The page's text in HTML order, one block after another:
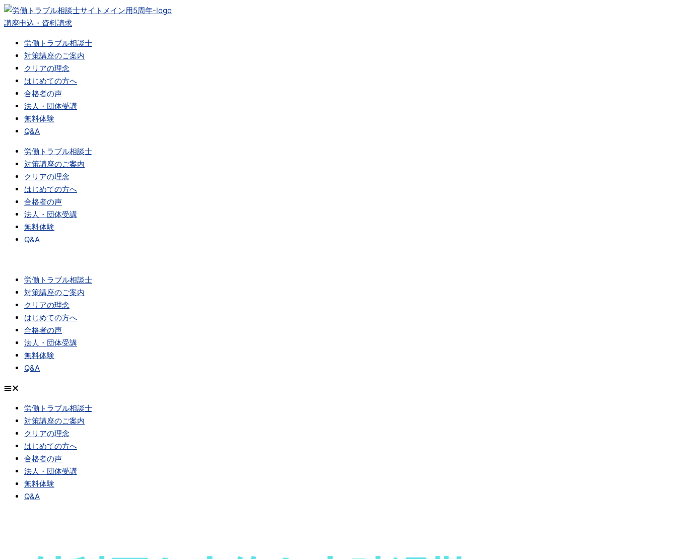
内
容
講座申込・資料請求
労働トラブル相談士
対策講座のご案内
クリアの理念
はじめての方へ
合格者の声
法人・団体受講
無料体験
Q&A
労働トラブル相談士
対策講座のご案内
クリアの理念
はじめての方へ
合格者の声
法人・団体受講
無料体験
Q&A
労働トラブル相談士
対策講座のご案内
クリアの理念
はじめての方へ
合格者の声
法人・団体受講
無料体験
Q&A
労働トラブル相談士
対策講座のご案内
クリアの理念
はじめての方へ
合格者の声
法人・団体受講
無料体験
Q&A